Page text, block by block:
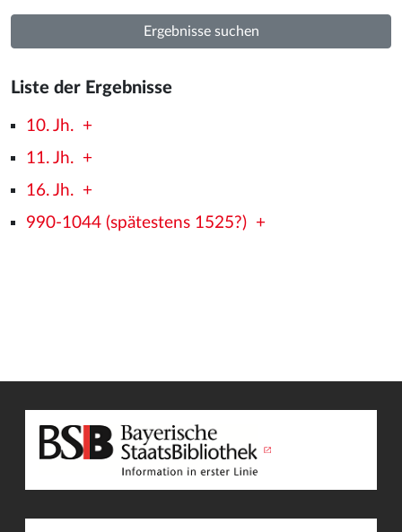
Liste der Ergebnisse
10. Jh. +
11. Jh. +
16. Jh. +
990-1044 (spätestens 1525?) +